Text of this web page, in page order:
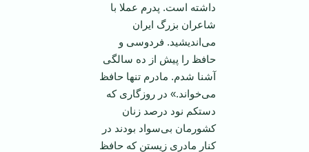
داشته است. پدرم عملا با
شاعران بزرگ ایران
می‌اندیشید. فردوسی و
حافظ را پیش از ده سالگی
آشنا شدم. مادرم تنها حافظ
می‌خواند.» در روزگاری که
دستکم نود درصد زنان
کشورمان بی‌سواد بودند در
کنار مادری زیستن که حافظ